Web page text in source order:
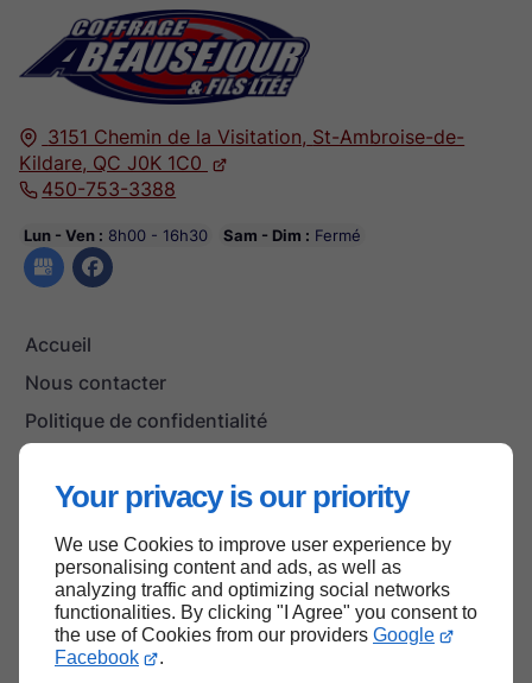
Your privacy is our priority
We use Cookies to improve user experience by
personalising content and ads, as well as
analyzing traffic and optimizing social networks
functionalities. By clicking "I Agree" you consent to
the use of Cookies from our providers Google
Facebook
.
3151 Chemin de la Visitation, St-Ambroise-de-
Kildare, QC J0K 1C0
450-753-3388
Lun - Ven : 8h00 - 16h30 Sam - Dim : Fermé
Accueil
Nous contacter
Politique de confidentialité
Haut de page